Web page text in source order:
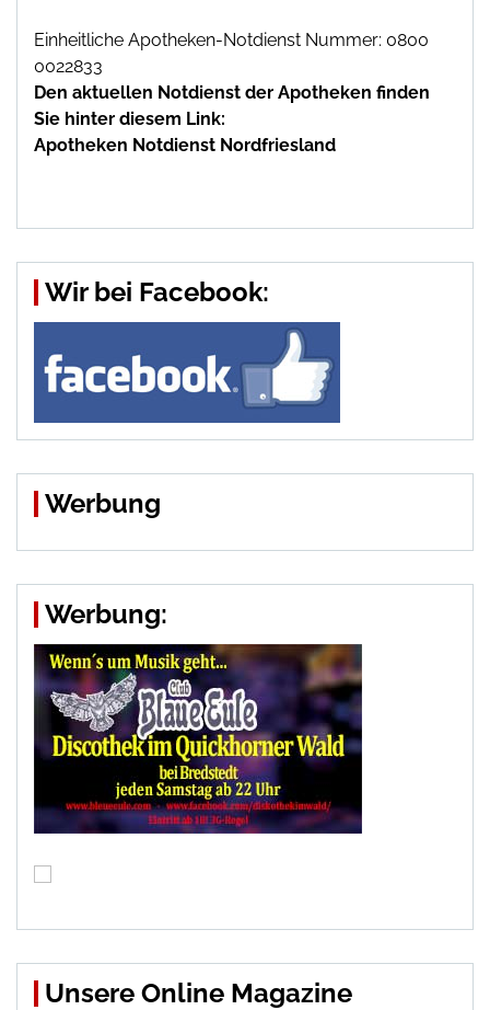
Einheitliche Apotheken-Notdienst Nummer: 0800
0022833
Den aktuellen Notdienst der Apotheken finden
Sie hinter diesem Link:
Apotheken Notdienst Nordfriesland
Wir bei Facebook:
Werbung
Werbung:
Unsere Online Magazine